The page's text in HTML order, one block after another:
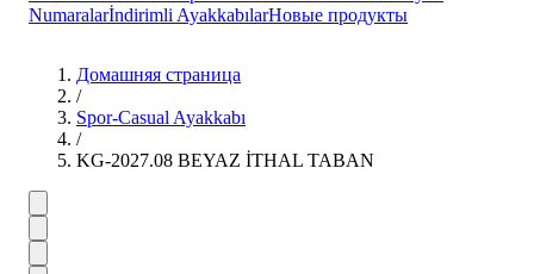
Numaralarİndirimli AyakkabılarНовые продукты
Домашняя страница
/
Spor-Casual Ayakkabı
/
KG-2027.08 BEYAZ İTHAL TABAN